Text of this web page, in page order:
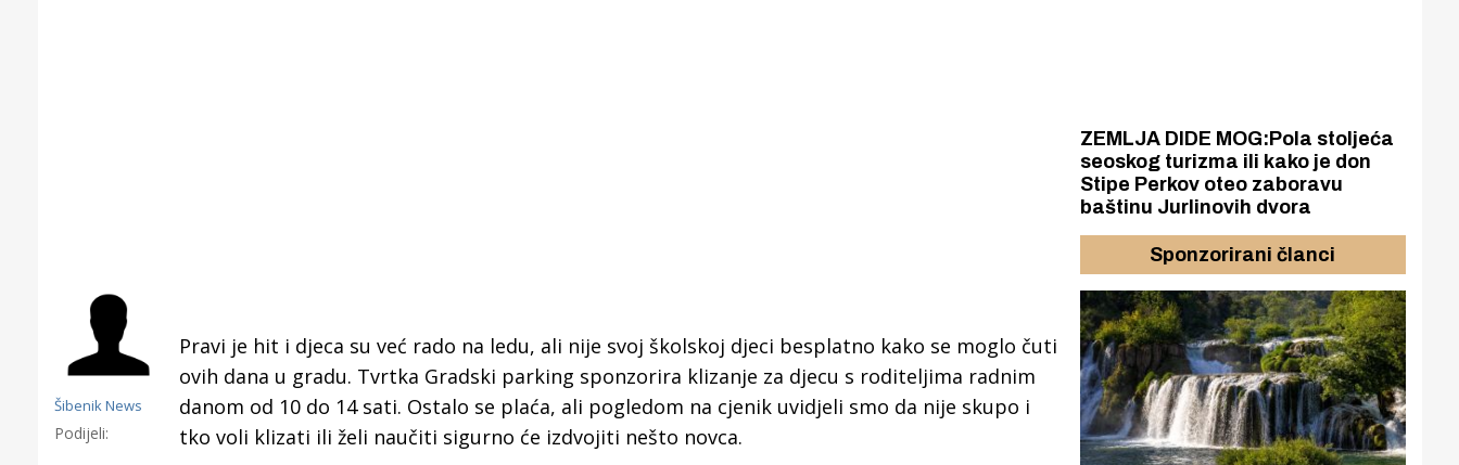
Šibenik News
Podijeli:
Pravi je hit i djeca su već rado na ledu, ali nije svoj školskoj djeci besplatno kako se moglo čuti
ovih dana u gradu. Tvrtka Gradski parking sponzorira klizanje za djecu s roditeljima radnim
danom od 10 do 14 sati. Ostalo se plaća, ali pogledom na cjenik uvidjeli smo da nije skupo i
tko voli klizati ili želi naučiti sigurno će izdvojiti nešto novca.
ZEMLJA DIDE MOG:Pola stoljeća
seoskog turizma ili kako je don
Stipe Perkov oteo zaboravu
baštinu Jurlinovih dvora
Sponzorirani članci